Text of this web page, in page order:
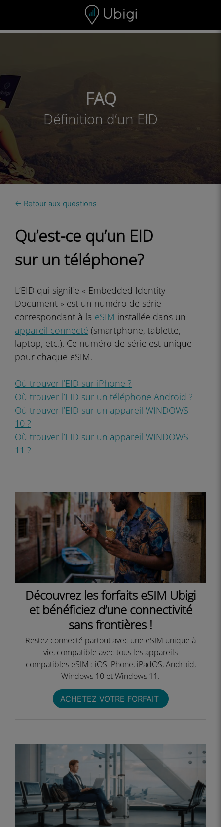
Barre de navigation
FAQ
Définition d’un EID
← Retour aux questions
Qu’est-ce qu’un EID
sur un téléphone?
L’EID qui signifie « Embedded Identity
Document » est un numéro de série
correspondant à la eSIM installée dans un
appareil connecté (smartphone, tablette,
laptop, etc.). Ce numéro de série est unique
pour chaque eSIM.
Où trouver l’EID sur iPhone ?
Où trouver l’EID sur un téléphone Android ?
Où trouver l’EID sur un appareil WINDOWS
10 ?
Où trouver l’EID sur un appareil WINDOWS
11 ?
Découvrez les forfaits eSIM Ubigi
et bénéficiez d’une connectivité
sans frontières !​
Restez connecté partout avec une eSIM unique à
vie, compatible avec tous les appareils
compatibles eSIM : iOS iPhone, iPadOS, Android,
Windows 10 et Windows 11.​
ACHETEZ VOTRE FORFAIT ​